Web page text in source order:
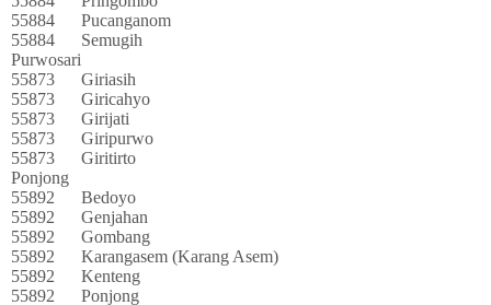
55884
Pucanganom
55884
Semugih
Purwosari
55873
Giriasih
55873
Giricahyo
55873
Girijati
55873
Giripurwo
55873
Giritirto
Ponjong
55892
Bedoyo
55892
Genjahan
55892
Gombang
55892
Karangasem (Karang Asem)
55892
Kenteng
55892
Ponjong